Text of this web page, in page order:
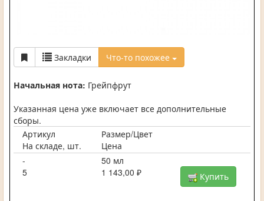
Закладки Что-то похожее
Начальная нота: Грейпфрут
Указанная цена уже включает все дополнительные
сборы.
Артикул
Размер/Цвет
На складе, шт.
Цена
-
50 мл
5
1 143,00 ₽ Купить